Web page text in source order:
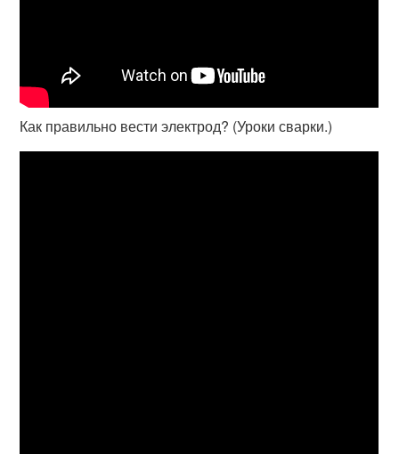
Как правильно вести электрод? (Уроки сварки.)